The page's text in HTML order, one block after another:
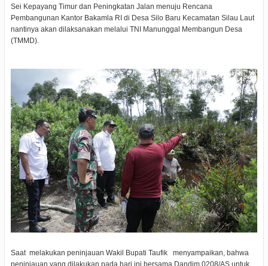
Sei Kepayang Timur dan Peningkatan Jalan menuju Rencana
Pembangunan Kantor Bakamla RI di Desa Silo Baru Kecamatan Silau Laut
nantinya akan dilaksanakan melalui TNI Manunggal Membangun Desa
(TMMD).
Saat melakukan peninjauan Wakil Bupati Taufik menyampaikan, bahwa
peninjauan yang dilakukan pada hari ini bersama Dandim 0208/AS untuk